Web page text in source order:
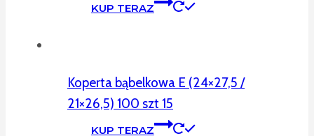
KUP TERAZ
Koperta bąbelkowa E (24×27,5 /
21×26,5) 100 szt 15
KUP TERAZ